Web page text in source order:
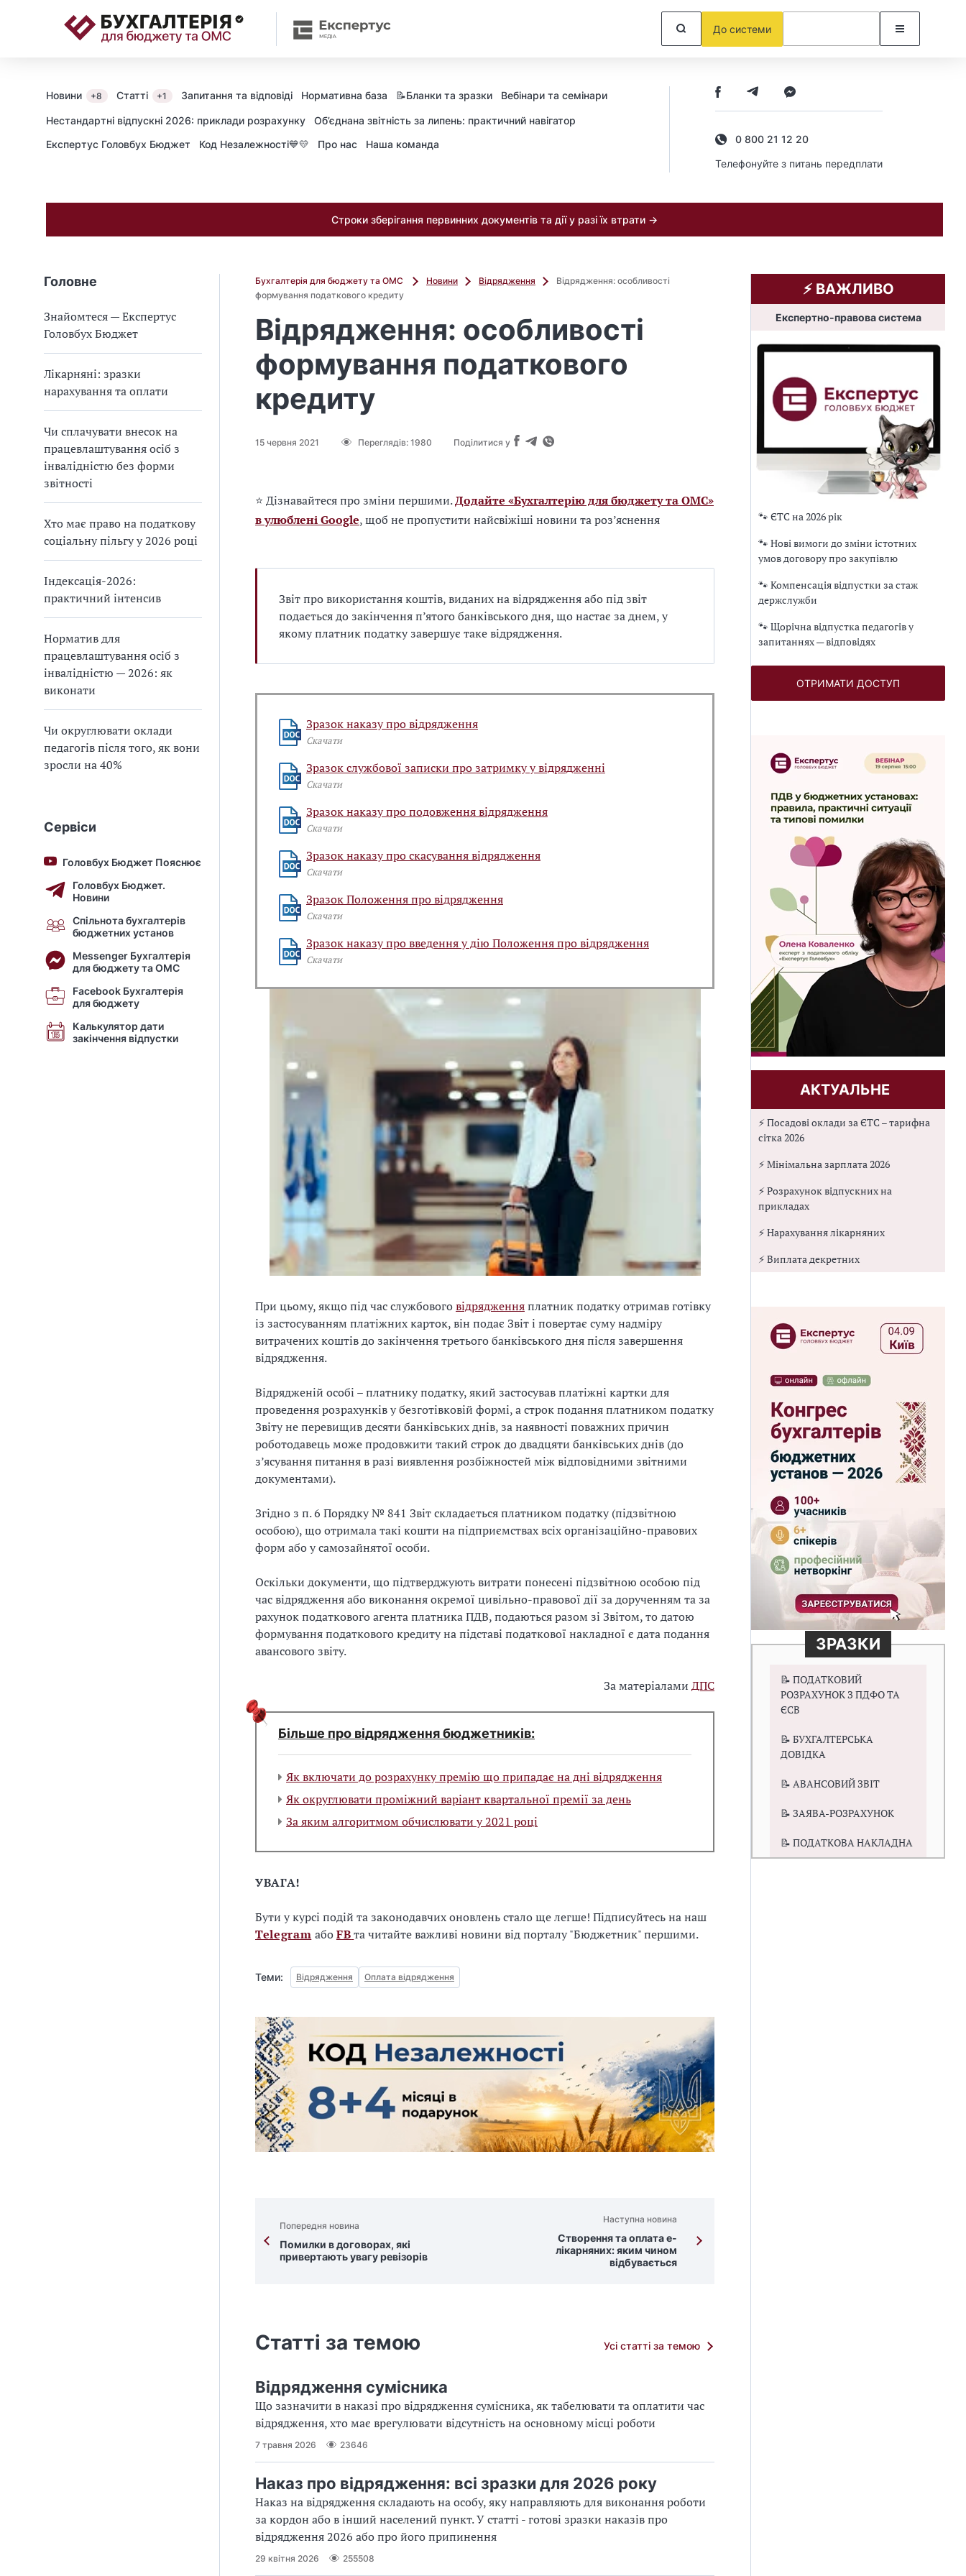
До системи
Новини +8 Статті +1 Запитання та відповіді Нормативна база 📝Бланки та зразки Вебінари та семінари
Нестандартні відпускні 2026: приклади розрахунку
Об’єднана звітність за липень: практичний навігатор
Експертус Головбух Бюджет
Код Незалежності💙💛 Про нас Наша команда
0 800 21 12 20
Телефонуйте з питань передплати
Строки зберігання первинних документів та дії у разі їх втрати →
Головне
Знайомтеся — Експертус
Головбух Бюджет
Лікарняні: зразки
нарахування та оплати
Чи сплачувати внесок на
працевлаштування осіб з
інвалідністю без форми
звітності
Хто має право на податкову
соціальну пільгу у 2026 році
Індексація-2026:
практичний інтенсив
Норматив для
працевлаштування осіб з
інвалідністю — 2026: як
виконати
Чи округлювати оклади
педагогів після того, як вони
зросли на 40%
Сервіси
Головбух Бюджет Пояснює
Головбух Бюджет.
Новини
Спільнота бухгалтерів
бюджетних установ
Messenger Бухгалтерія
для бюджету та ОМС
Facebook Бухгалтерія
для бюджету
Калькулятор дати
закінчення відпустки
Бухгалтерія для бюджету та ОМС Новини Відрядження
Відрядження: особливості
формування податкового кредиту
Відрядження: особливості
формування податкового
кредиту
15 червня 2021 Переглядів: 1980 Поділитися у
⭐ Дізнавайтеся про зміни першими.Додайте «Бухгалтерію для бюджету та ОМС»
в улюблені Google, щоб не пропустити найсвіжіші новини та роз’яснення
Звіт про використання коштів, виданих на відрядження або під звіт
подається до закінчення п’ятого банківського дня, що настає за днем, у
якому платник податку завершує таке відрядження.
Зразок наказу про відрядження
Скачати
Зразок службової записки про затримку у відрядженні
Скачати
Зразок наказу про подовження відрядження
Скачати
Зразок наказу про скасування відрядження
Скачати
Зразок Положення про відрядження
Скачати
Зразок наказу про введення у дію Положення про відрядження
Скачати
При цьому, якщо під час службовоговідрядженняплатник податку отримав готівку
із застосуванням платіжних карток, він подає Звіт і повертає суму надміру
витрачених коштів до закінчення третього банківського дня після завершення
відрядження.
Відрядженій особі – платнику податку, який застосував платіжні картки для
проведення розрахунків у безготівковій формі, а строк подання платником податку
Звіту не перевищив десяти банківських днів, за наявності поважних причин
роботодавець може продовжити такий строк до двадцяти банківських днів (до
з’ясування питання в разі виявлення розбіжностей між відповідними звітними
документами).
Згідно з п. 6 Порядку № 841 Звіт складається платником податку (підзвітною
особою), що отримала такі кошти на підприємствах всіх організаційно-правових
форм або у самозайнятої особи.
Оскільки документи, що підтверджують витрати понесені підзвітною особою під
час відрядження або виконання окремої цивільно-правової дії за дорученням та за
рахунок податкового агента платника ПДВ, подаються разом зі Звітом, то датою
формування податкового кредиту на підставі податкової накладної є дата подання
авансового звіту.
За матеріалами ДПС
Більше про відрядження бюджетників:
Як включати до розрахунку премію що припадає на дні відрядження
Як округлювати проміжний варіант квартальної премії за день
За яким алгоритмом обчислювати у 2021 році
УВАГА!
Бути у курсі подій та законодавчих оновлень стало ще легше! Підписуйтесь на наш
Telegram абоFBта читайте важливі новини від порталу "Бюджетник" першими.
Теми: Відрядження Оплата відрядження
Попередня новина
Помилки в договорах, які
привертають увагу ревізорів
Наступна новина
Створення та оплата е-
лікарняних: яким чином
відбувається
Статті за темою Усі статті за темою
Відрядження сумісника
Що зазначити в наказі про відрядження сумісника, як табелювати та оплатити час
відрядження, хто має врегулювати відсутність на основному місці роботи
7 травня 2026 23646
Наказ про відрядження: всі зразки для 2026 року
Наказ на відрядження складають на особу, яку направляють для виконання роботи
за кордон або в інший населений пункт. У статті - готові зразки наказів про
відрядження 2026 або про його припинення
29 квітня 2026 255508
⚡️ ВАЖЛИВО
Експертно-правова система
🐾 ЄТС на 2026 рік
🐾 Нові вимоги до зміни істотних
умов договору про закупівлю
🐾 Компенсація відпустки за стаж
держслужби
🐾 Щорічна відпустка педагогів у
запитаннях — відповідях
ОТРИМАТИ ДОСТУП
АКТУАЛЬНЕ
⚡ Посадові оклади за ЄТС – тарифна
сітка 2026
⚡ Мінімальна зарплата 2026
⚡ Розрахунок відпускних на
прикладах
⚡ Нарахування лікарняних
⚡ Виплата декретних
ЗРАЗКИ
📝 ПОДАТКОВИЙ
РОЗРАХУНОК З ПДФО ТА
ЄСВ
📝 БУХГАЛТЕРСЬКА
ДОВІДКА
📝 АВАНСОВИЙ ЗВІТ
📝 ЗАЯВА-РОЗРАХУНОК
📝 ПОДАТКОВА НАКЛАДНА